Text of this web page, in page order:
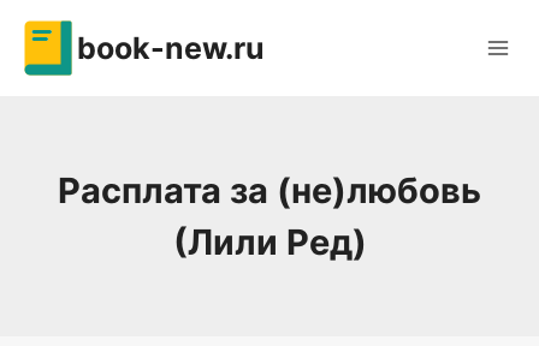
Перейти
содержимому
book-new.ru
Расплата за (не)любовь
(Лили Ред)